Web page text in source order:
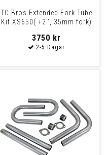
TC Bros Extended Fork Tube
Kit XS650( +2'', 35mm fork)
3750 kr